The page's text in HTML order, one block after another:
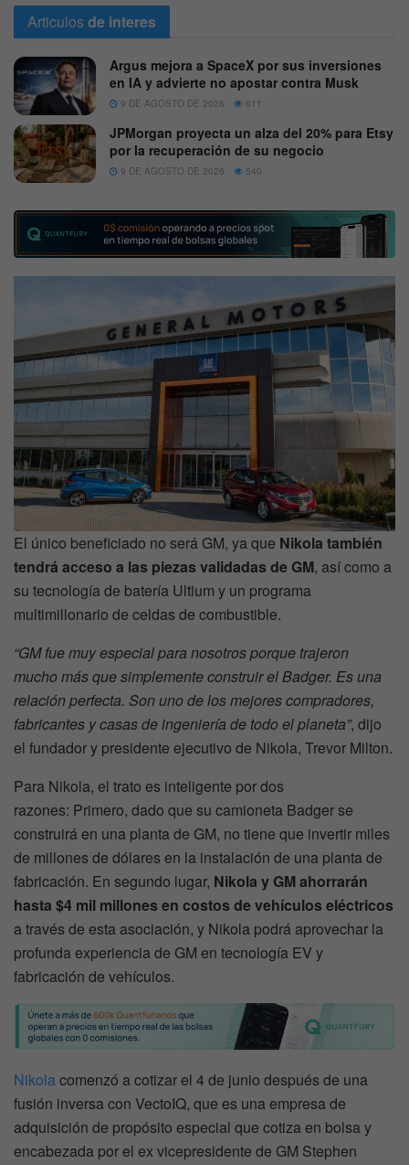
Articulosde interes
Argus mejora a SpaceX por sus inversiones
en IA y advierte no apostar contra Musk
9 DE AGOSTO DE 2026 611
JPMorgan proyecta un alza del 20% para Etsy
por la recuperación de su negocio
9 DE AGOSTO DE 2026 540
El único beneficiado no será GM, ya que Nikola también
tendrá acceso a las piezas validadas de GM, así como a
su tecnología de batería Ultium y un programa
multimillonario de celdas de combustible.
“GM fue muy especial para nosotros porque trajeron
mucho más que simplemente construir el Badger. Es una
relación perfecta. Son uno de los mejores compradores,
fabricantes y casas de ingeniería de todo el planeta”, dijo
el fundador y presidente ejecutivo de Nikola, Trevor Milton.
Para Nikola, el trato es inteligente por dos
razones: Primero, dado que su camioneta Badger se
construirá en una planta de GM, no tiene que invertir miles
de millones de dólares en la instalación de una planta de
fabricación. En segundo lugar, Nikola y GM ahorrarán
hasta $4 mil millones en costos de vehículos eléctricos
a través de esta asociación, y Nikola podrá aprovechar la
profunda experiencia de GM en tecnología EV y
fabricación de vehículos.
Nikolacomenzó a cotizar el 4 de junio después de una
fusión inversa con VectoIQ, que es una empresa de
adquisición de propósito especial que cotiza en bolsa y
encabezada por el ex vicepresidente de GM Stephen